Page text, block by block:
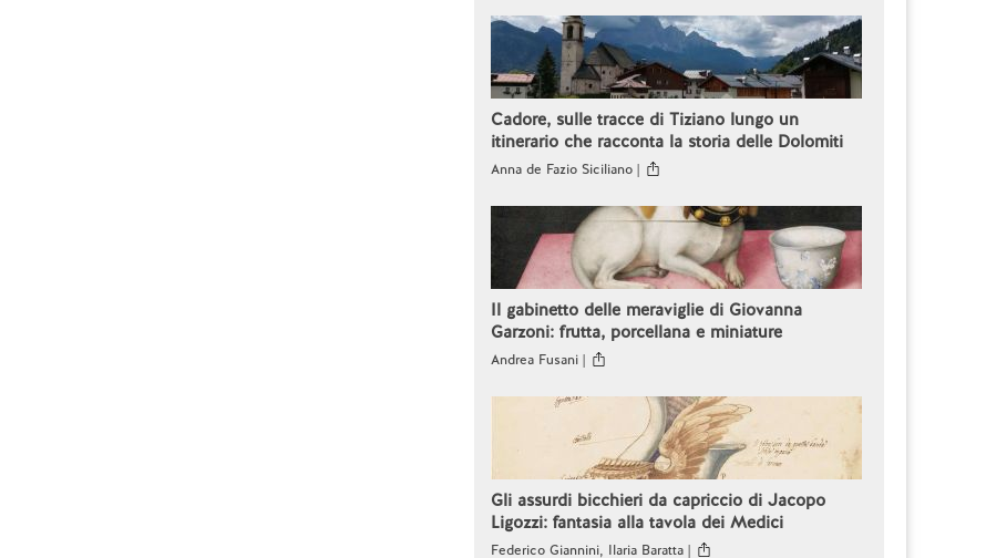
Cadore, sulle tracce di Tiziano lungo un
itinerario che racconta la storia delle Dolomiti
Anna de Fazio Siciliano |
Il gabinetto delle meraviglie di Giovanna
Garzoni: frutta, porcellana e miniature
Andrea Fusani |
Gli assurdi bicchieri da capriccio di Jacopo
Ligozzi: fantasia alla tavola dei Medici
Federico Giannini, Ilaria Baratta |